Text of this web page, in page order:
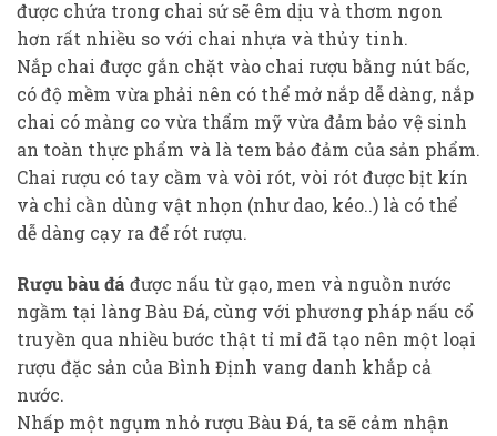
được chứa trong chai sứ sẽ êm dịu và thơm ngon
hơn rất nhiều so với chai nhựa và thủy tinh.
Nắp chai được gắn chặt vào chai rượu bằng nút bấc,
có độ mềm vừa phải nên có thể mở nắp dễ dàng, nắp
chai có màng co vừa thẩm mỹ vừa đảm bảo vệ sinh
an toàn thực phẩm và là tem bảo đảm của sản phẩm.
Chai rượu có tay cầm và vòi rót, vòi rót được bịt kín
và chỉ cần dùng vật nhọn (như dao, kéo..) là có thể
dễ dàng cạy ra để rót rượu.
Rượu bàu đá được nấu từ gạo, men và nguồn nước
ngầm tại làng Bàu Đá, cùng với phương pháp nấu cổ
truyền qua nhiều bước thật tỉ mỉ đã tạo nên một loại
rượu đặc sản của Bình Định vang danh khắp cả
nước.
Nhấp một ngụm nhỏ rượu Bàu Đá, ta sẽ cảm nhận